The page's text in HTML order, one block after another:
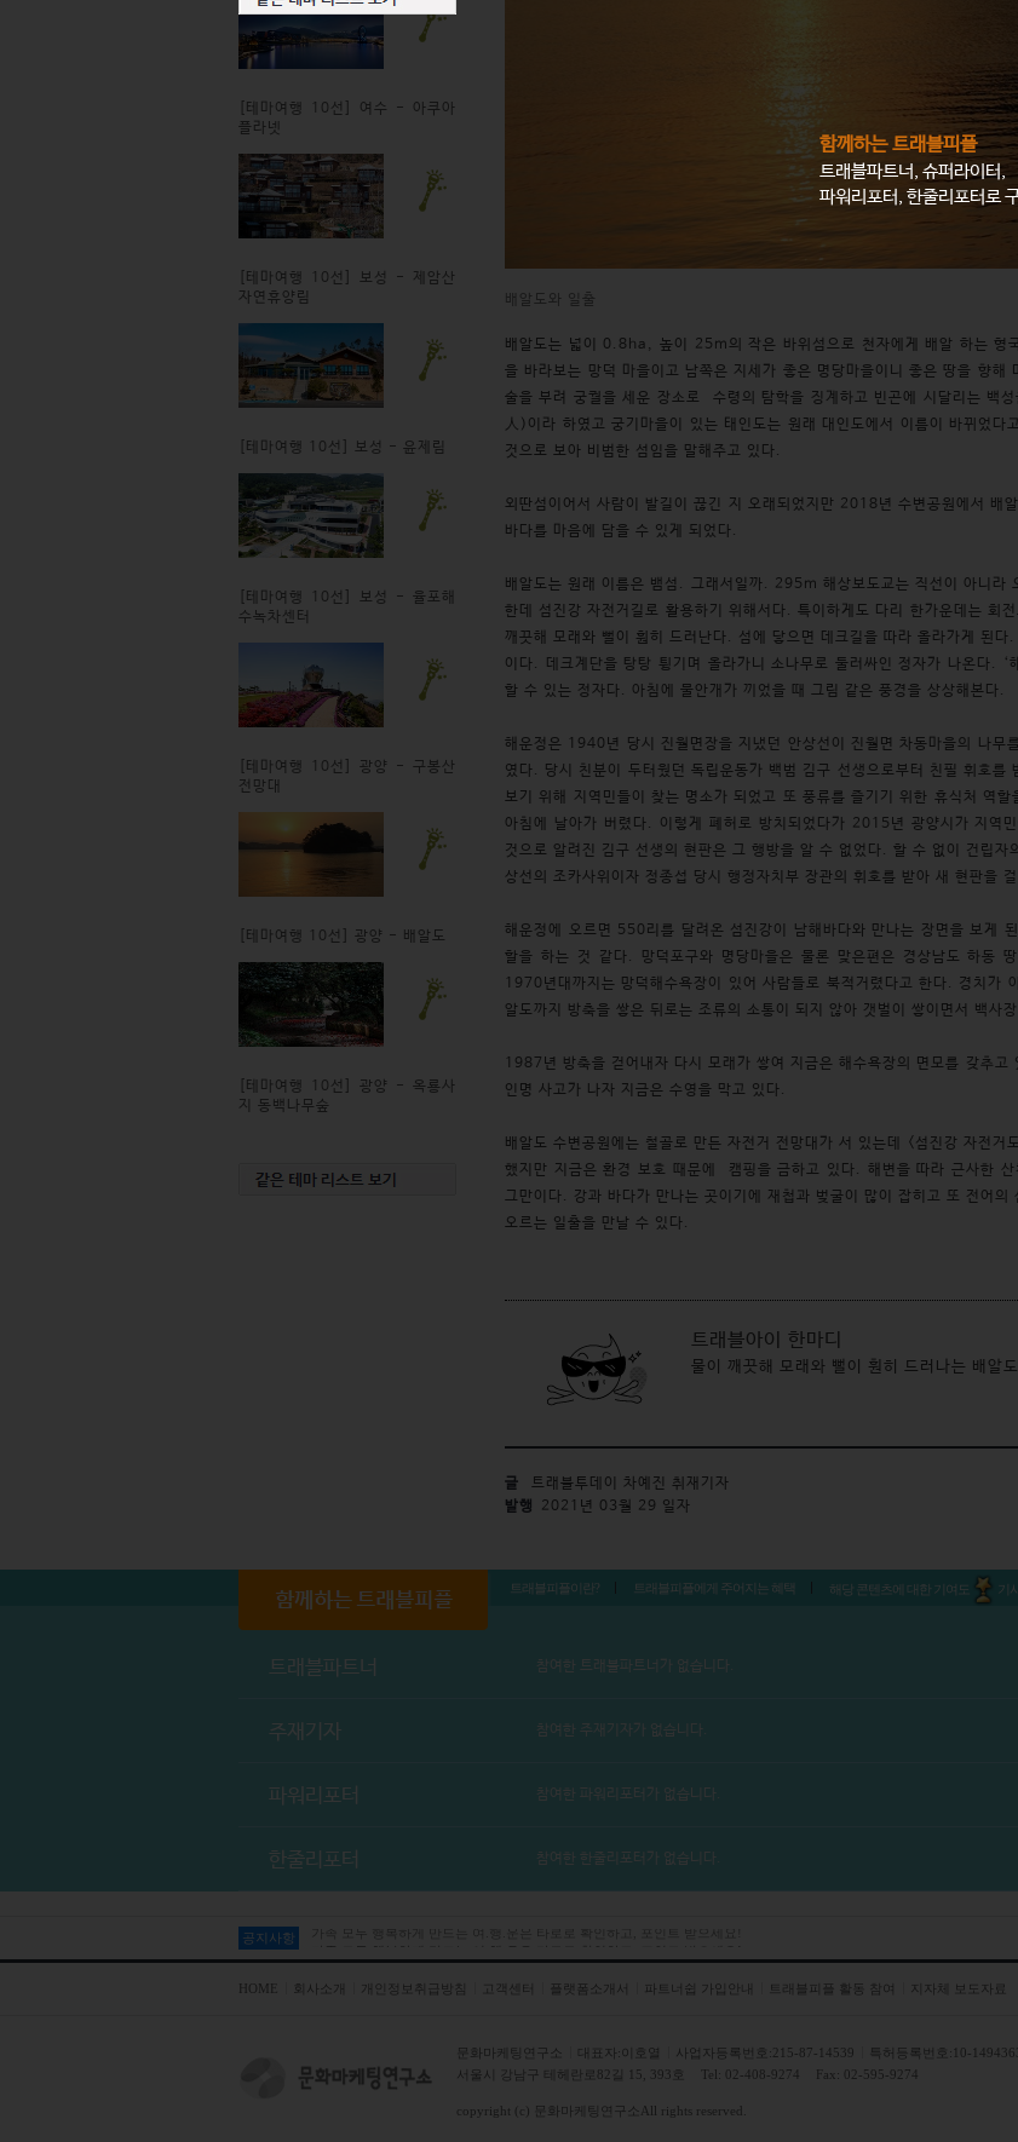
[테마여행 10선] 여수 - 아쿠아
플라넷
[테마여행 10선] 보성 - 제암산
자연휴양림
[테마여행 10선] 보성 - 윤제림
[테마여행 10선] 보성 - 율포해
수녹차센터
[테마여행 10선] 광양 - 구봉산
전망대
[테마여행 10선] 광양 - 배알도
[테마여행 10선] 광양 - 옥룡사
지 동백나무숲
배알도와 일출
배알도는 넓이 0.8ha, 높이 25m의 작은 바위섬으로 천자에게 배알 하는 형
을 바라보는 망덕 마을이고 남쪽은 지세가 좋은 명당마을이니 좋은 땅을 향
술을 부려 궁궐을 세운 장소로 수령의 탐학을 징계하고 빈곤에 시달리는 백
人)이라 하였고 궁기마을이 있는 태인도는 원래 대인도에서 이름이 바뀌었
것으로 보아 비범한 섬임을 말해주고 있다.
외딴섬이어서 사람이 발길이 끊긴 지 오래되었지만 2018년 수변공원에서 배
바다를 마음에 담을 수 있게 되었다.
배알도는 원래 이름은 뱀섬. 그래서일까. 295m 해상보도교는 직선이 아니라
한데 섬진강 자전거길로 활용하기 위해서다. 특이하게도 다리 한가운데는 회
깨끗해 모래와 뻘이 훤히 드러난다. 섬에 닿으면 데크길을 따라 올라가게 된
이다. 데크계단을 탕탕 튕기며 올라가니 소나무로 둘러싸인 정자가 나온다.
할 수 있는 정자다. 아침에 물안개가 끼었을 때 그림 같은 풍경을 상상해본다.
해운정은 1940년 당시 진월면장을 지냈던 안상선이 진월면 차동마을의 나무
였다. 당시 친분이 두터웠던 독립운동가 백범 김구 선생으로부터 친필 휘호
보기 위해 지역민들이 찾는 명소가 되었고 또 풍류를 즐기기 위한 휴식처 역
아침에 날아가 버렸다. 이렇게 폐허로 방치되었다가 2015년 광양시가 지역
것으로 알려진 김구 선생의 현판은 그 행방을 알 수 없었다. 할 수 없이 건립
상선의 조카사위이자 정종섭 당시 행정자치부 장관의 휘호를 받아 새 현판을
해운정에 오르면 550리를 달려온 섬진강이 남해바다와 만나는 장면을 보게
할을 하는 것 같다. 망덕포구와 명당마을은 물론 맞은편은 경상남도 하동
1970년대까지는 망덕해수욕장이 있어 사람들로 북적거렸다고 한다. 경치가
알도까지 방축을 쌓은 뒤로는 조류의 소통이 되지 않아 갯벌이 쌓이면서 백사
1987년 방축을 걷어내자 다시 모래가 쌓여 지금은 해수욕장의 면모를 갖추
인명 사고가 나자 지금은 수영을 막고 있다.
배알도 수변공원에는 철골로 만든 자전거 전망대가 서 있는데 <섬진강 자전
했지만 지금은 환경 보호 때문에 캠핑을 금하고 있다. 해변을 따라 근사한 산
그만이다. 강과 바다가 만나는 곳이기에 재첩과 벚굴이 많이 잡히고 또 전어
오르는 일출을 만날 수 있다.
트래블아이 한마디
물이 깨끗해 모래와 뻘이 훤히 드러나는 배알
글
트래블투데이 차예진 취재기자
발행
2021년 03월 29 일자
트래블피플이란? 트래블피플에게 주어지는 혜택 해당 콘텐츠에 대한 기여도 기
트래블파트너 참여한 트래블파트너가 없습니다.
주재기자 참여한 주재기자가 없습니다.
파워리포터 참여한 파워리포터가 없습니다.
한줄리포터 참여한 한줄리포터가 없습니다.
공지사항 가족 모두 행복하게 만드는 여.행.운은 타로로 확인하고, 포인트 받으세요!
HOME 회사소개 개인정보취급방침 고객센터 플랫폼소개서 파트너쉽 가입안내 트래블피플 활동 참여 지자체 보도자료
문화마케팅연구소 대표자:이호열 사업자등록번호:215-87-14539 특허등록번호:10-
서울시 강남구 테헤란로82길 15, 393호
Tel: 02-408-9274 Fax: 02-595-9274
copyright (c) 문화마케팅연구소 All rights reserved.
함께하는 트래블피플
트래블파트너, 슈퍼라이터,
파워리포터, 한줄리포터로